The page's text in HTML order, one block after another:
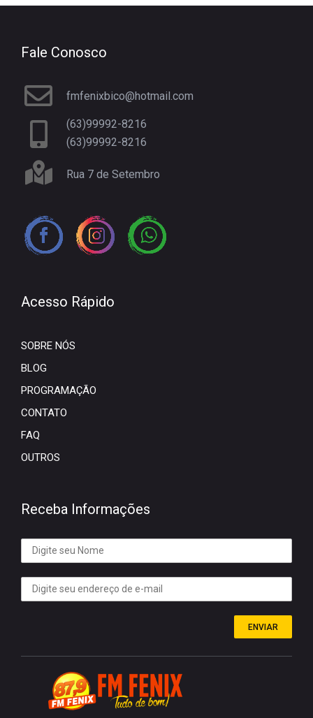
Fale Conosco
fmfenixbico@hotmail.com
(63)99992-8216
(63)99992-8216
Rua 7 de Setembro
Acesso Rápido
SOBRE NÓS
BLOG
PROGRAMAÇÃO
CONTATO
FAQ
OUTROS
Receba Informações
ENVIAR